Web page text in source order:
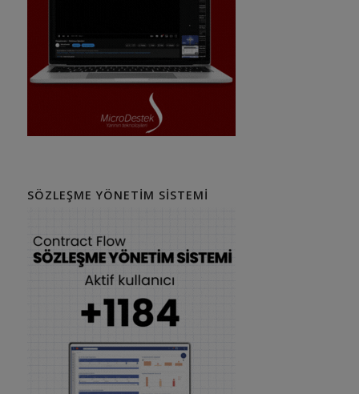
SÖZLEŞME YÖNETIM SISTEMI